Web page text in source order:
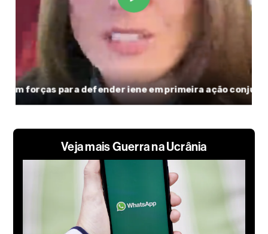
Veja mais Guerra na Ucrânia